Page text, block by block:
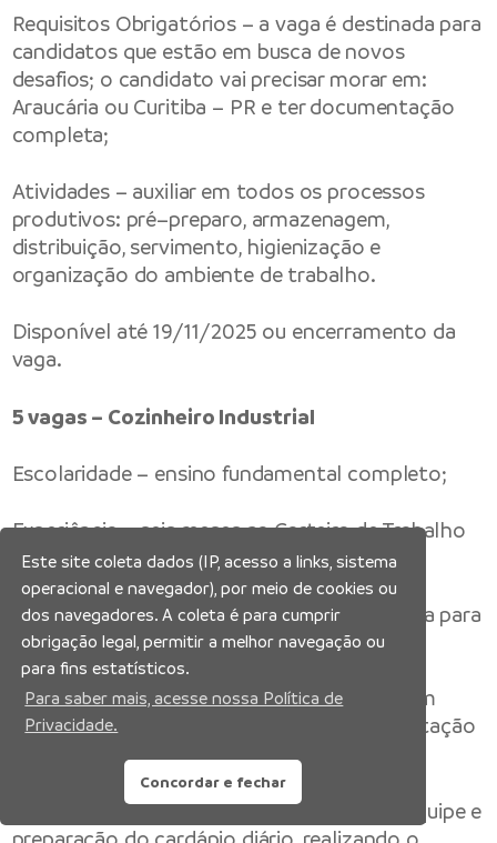
Requisitos Obrigatórios – a vaga é destinada para
candidatos que estão em busca de novos
desafios; o candidato vai precisar morar em:
Araucária ou Curitiba – PR e ter documentação
completa;
Atividades – auxiliar em todos os processos
produtivos: pré–preparo, armazenagem,
distribuição, servimento, higienização e
organização do ambiente de trabalho.
Disponível até 19/11/2025 ou encerramento da
vaga.
5 vagas – Cozinheiro Industrial
Escolaridade – ensino fundamental completo;
Experiência – seis meses na Carteira de Trabalho
ou avulsa;
Requisitos Obrigatórios – a vaga é destinada para
candidatos que estão em busca de novos
desafios; o candidato vai precisar morar em:
Araucária ou Curitiba – PR, ter experiência em
produção de grande volume e ter documentação
Atividades – responder pelo comando da equipe e
Este site coleta dados (IP, acesso a links, sistema
operacional e navegador), por meio de cookies ou
dos navegadores. A coleta é para cumprir
obrigação legal, permitir a melhor navegação ou
para fins estatísticos.
Para saber mais, acesse nossa Política de
Privacidade.
Concordar e fechar